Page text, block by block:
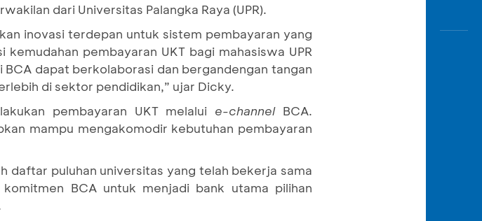
dari Universitas Palangka Raya (UPR).
inovasi terdepan untuk sistem pembayaran yang
pembayaran UKT bagi mahasiswa UPR
dapat berkolaborasi dan bergandengan tangan
di sektor pendidikan,” ujar Dicky.
pembayaran UKT melalui e-channel BCA.
mampu mengakomodir kebutuhan pembayaran
daftar puluhan universitas yang telah bekerja sama
BCA untuk menjadi bank utama pilihan